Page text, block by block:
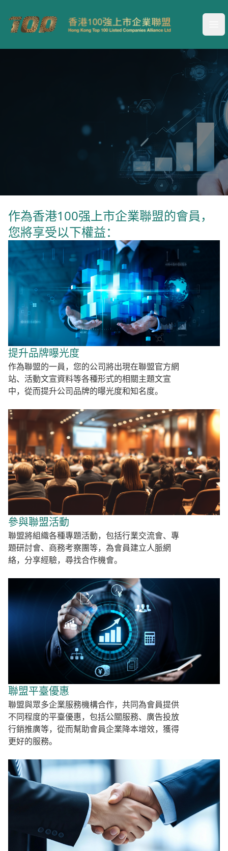
Your Company
聯盟會員權益
平臺連結價值專業成就夢想
作為香港100强上市企業聯盟的會員，
您將享受以下權益：
提升品牌曝光度
作為聯盟的一員，您的公司將出現在聯盟官方網
站、活動文宣資料等各種形式的相關主題文宣
中，從而提升公司品牌的曝光度和知名度。
參與聯盟活動
聯盟將組織各種專題活動，包括行業交流會、專
題研討會、商務考察團等，為會員建立人脈網
絡，分享經驗，尋找合作機會。
聯盟平臺優惠
聯盟與眾多企業服務機構合作，共同為會員提供
不同程度的平臺優惠，包括公關服務、廣告投放
行銷推廣等，從而幫助會員企業降本增效，獲得
更好的服務。